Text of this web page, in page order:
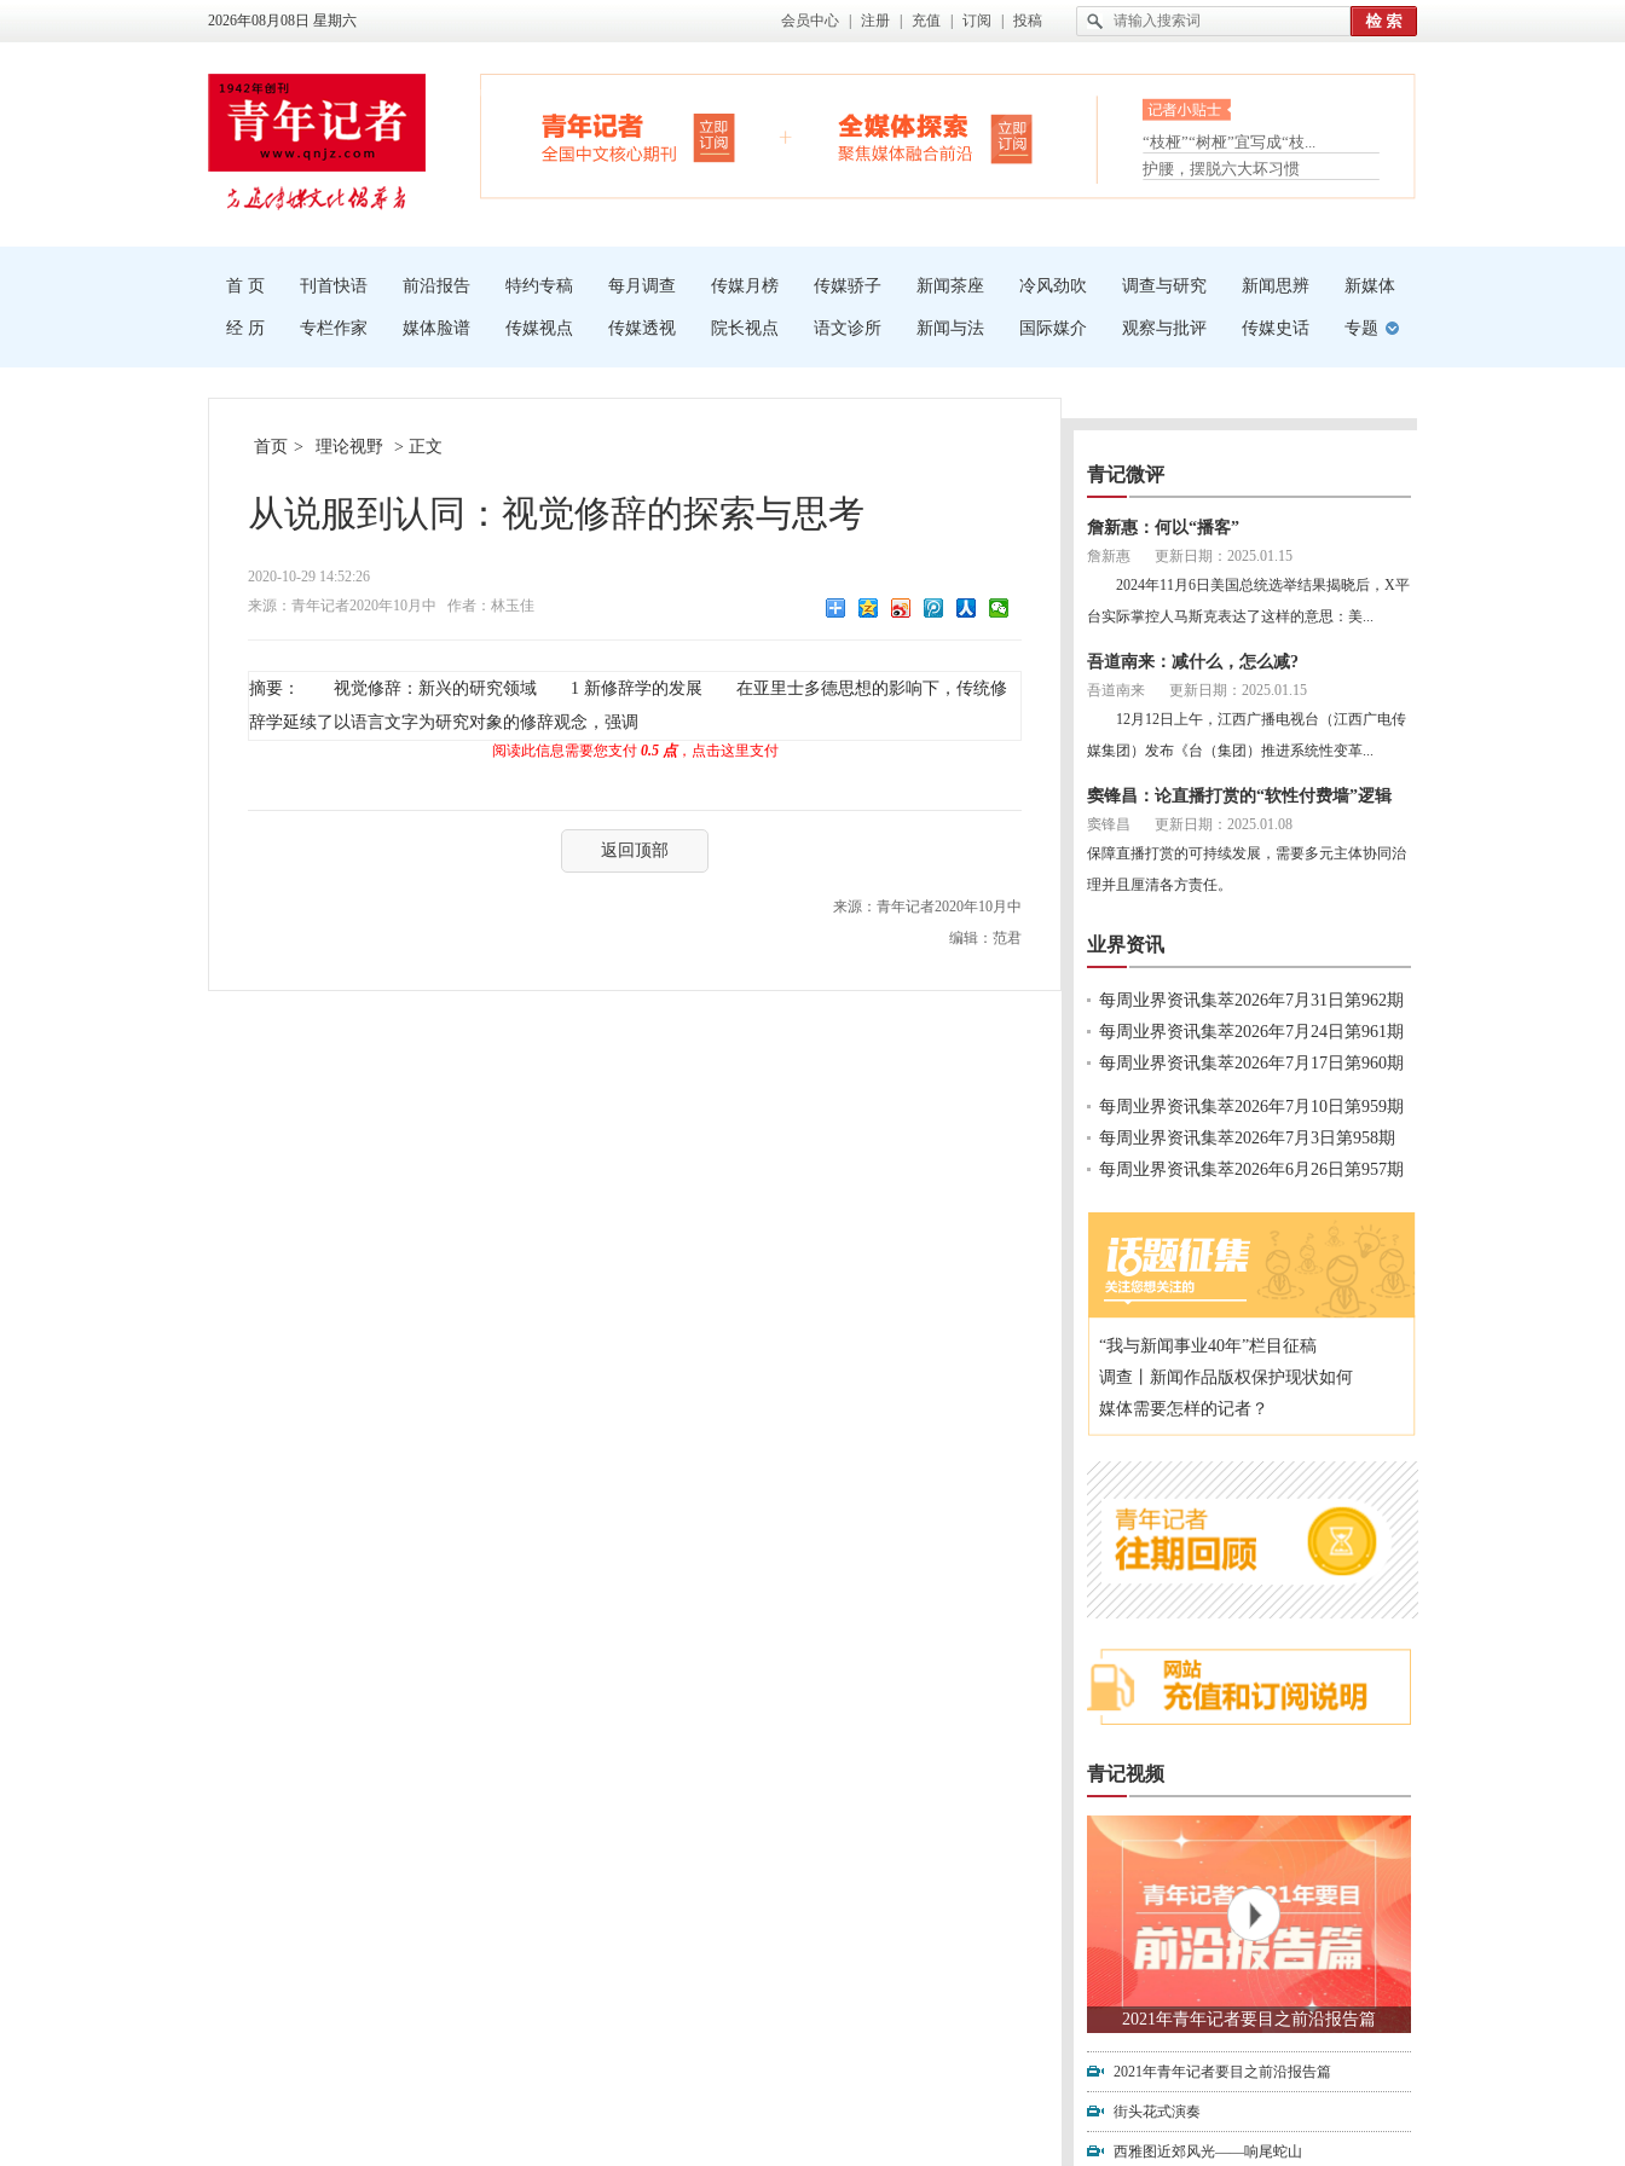
2026年08月08日 星期六 会员中心 注册 充值 订阅 投稿
眼白变红或是结膜下出血
“枝桠”“树桠”宜写成“枝...
夏天缓解疲劳有三招
护腰，摆脱六大坏习惯
受伤了冰敷还是热敷
首 页 刊首快语 前沿报告 特约专稿 每月调查 传媒月榜 传媒骄子 新闻茶座 冷风劲吹 调查与研究 新闻思辨 新媒体
经 历 专栏作家 媒体脸谱 传媒视点 传媒透视 院长视点 语文诊所 新闻与法 国际媒介 观察与批评 传媒史话 专题
首页 > 理论视野 > 正文
从说服到认同：视觉修辞的探索与思考
2020-10-29 14:52:26
来源：青年记者2020年10月中
作者：林玉佳
摘要： 视觉修辞：新兴的研究领域 1 新修辞学的发展 在亚里士多德思想的影响下，传统修
辞学延续了以语言文字为研究对象的修辞观念，强调
阅读此信息需要您支付 0.5 点，点击这里支付
返回顶部
来源：青年记者2020年10月中
编辑：范君
青记微评
詹新惠：何以“播客”
詹新惠
更新日期：2025.01.15
2024年11月6日美国总统选举结果揭晓后，X平
台实际掌控人马斯克表达了这样的意思：美...
吾道南来：减什么，怎么减?
吾道南来
更新日期：2025.01.15
12月12日上午，江西广播电视台（江西广电传
媒集团）发布《台（集团）推进系统性变革...
窦锋昌：论直播打赏的“软性付费墙”逻辑
窦锋昌
更新日期：2025.01.08
保障直播打赏的可持续发展，需要多元主体协同治
理并且厘清各方责任。
业界资讯
每周业界资讯集萃2026年7月31日第962期
每周业界资讯集萃2026年7月24日第961期
每周业界资讯集萃2026年7月17日第960期
每周业界资讯集萃2026年7月10日第959期
每周业界资讯集萃2026年7月3日第958期
每周业界资讯集萃2026年6月26日第957期
“我与新闻事业40年”栏目征稿
调查丨新闻作品版权保护现状如何
媒体需要怎样的记者？
青记视频
2021年青年记者要目之前沿报告篇
2021年青年记者要目之前沿报告篇
街头花式演奏
西雅图近郊风光——响尾蛇山